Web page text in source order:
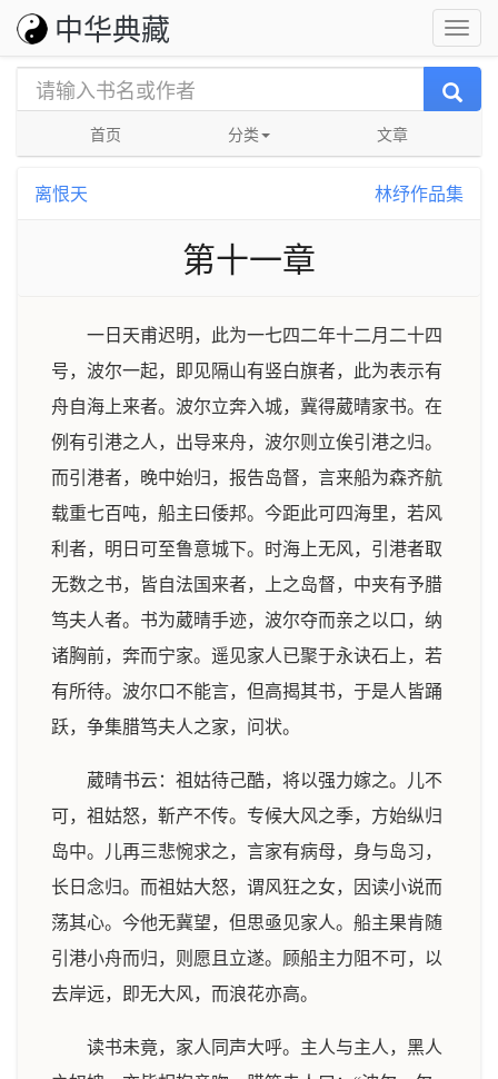
中华典藏
首页 分类 文章
离恨天 林纾作品集
第十一章
一日天甫迟明，此为一七四二年十二月二十四
号，波尔一起，即见隔山有竖白旗者，此为表示有
舟自海上来者。波尔立奔入城，冀得葳晴家书。在
例有引港之人，出导来舟，波尔则立俟引港之归。
而引港者，晚中始归，报告岛督，言来船为森齐航
载重七百吨，船主曰倭邦。今距此可四海里，若风
利者，明日可至鲁意城下。时海上无风，引港者取
无数之书，皆自法国来者，上之岛督，中夹有予腊
笃夫人者。书为葳晴手迹，波尔夺而亲之以口，纳
诸胸前，奔而宁家。遥见家人已聚于永诀石上，若
有所待。波尔口不能言，但高揭其书，于是人皆踊
跃，争集腊笃夫人之家，问状。
葳晴书云：祖姑待己酷，将以强力嫁之。儿不
可，祖姑怒，靳产不传。专候大风之季，方始纵归
岛中。儿再三悲惋求之，言家有病母，身与岛习，
长日念归。而祖姑大怒，谓风狂之女，因读小说而
荡其心。今他无冀望，但思亟见家人。船主果肯随
引港小舟而归，则愿且立遂。顾船主力阻不可，以
去岸远，即无大风，而浪花亦高。
读书未竟，家人同声大呼。主人与主人，黑人